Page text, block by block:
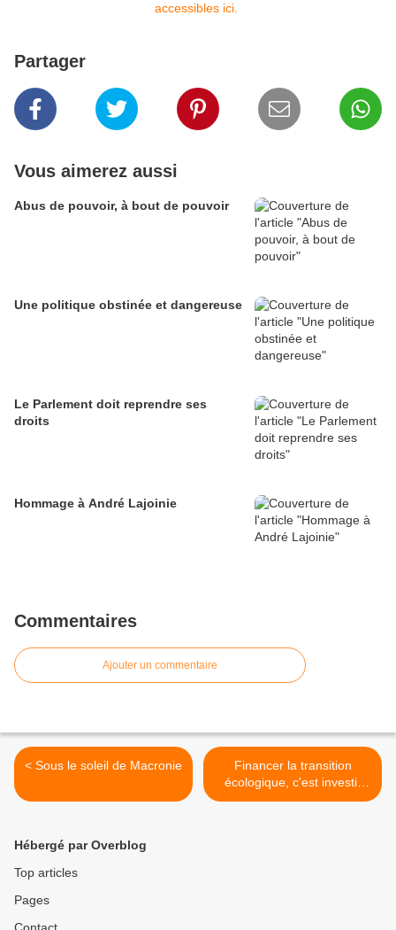
accessibles ici.
Partager
Vous aimerez aussi
Abus de pouvoir, à bout de pouvoir
Une politique obstinée et dangereuse
Le Parlement doit reprendre ses
droits
Hommage à André Lajoinie
Commentaires
Ajouter un commentaire
< Sous le soleil de Macronie
Financer la transition
écologique, c'est investir
dans l'avenir >
Hébergé par Overblog
Top articles
Pages